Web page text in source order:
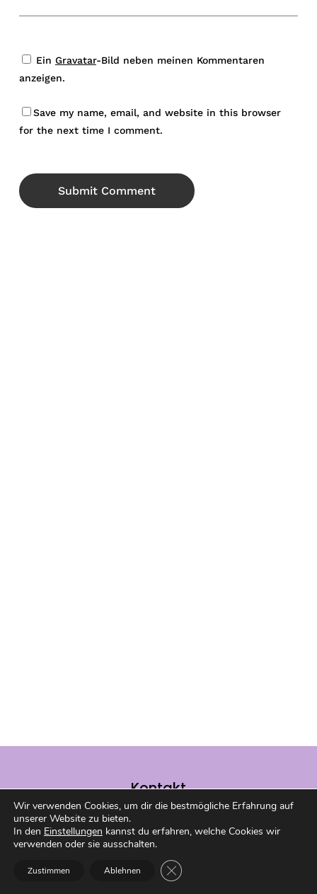
Ein Gravatar-Bild neben meinen Kommentaren
anzeigen.
Save my name, email, and website in this browser
for the next time I comment.
Kontakt
Du hast eine Frage, willst Lob
loswerden oder möchtest mit mir
arbeiten? Melde dich gerne bei mir
über das Kontaktformular!
Wir verwenden Cookies, um dir die bestmögliche Erfahrung auf
unserer Website zu bieten.
In den Einstellungen kannst du erfahren, welche Cookies wir
verwenden oder sie ausschalten.
Zustimmen Ablehnen GDPR Cookie-Banner schließen